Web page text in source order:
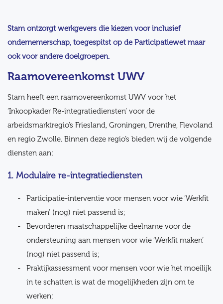
Stam ontzorgt werkgevers die kiezen voor inclusief
ondernemerschap, toegespitst op de Participatiewet maar
ook voor andere doelgroepen.
Raamovereenkomst UWV
Stam heeft een raamovereenkomst UWV voor het
‘Inkoopkader Re-integratiediensten’ voor de
arbeidsmarktregio’s Friesland, Groningen, Drenthe, Flevoland
en regio Zwolle. Binnen deze regio’s bieden wij de volgende
diensten aan:
1. Modulaire re-integratiediensten
Participatie-interventie voor mensen voor wie ‘Werkfit
maken’ (nog) niet passend is;
Bevorderen maatschappelijke deelname voor de
ondersteuning aan mensen voor wie ‘Werkfit maken’
(nog) niet passend is;
Praktijkassessment voor mensen voor wie het moeilijk
in te schatten is wat de mogelijkheden zijn om te
werken;